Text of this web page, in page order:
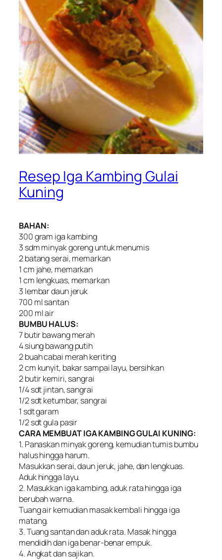
Resep Iga Kambing Gulai
Kuning
BAHAN:
300 gram iga kambing
3 sdm minyak goreng untuk menumis
2 batang serai, memarkan
1 cm jahe, memarkan
1 cm lengkuas, memarkan
3 lembar daun jeruk
700 ml santan
200 ml air
BUMBU HALUS:
7 butir bawang merah
4 siung bawang putih
2 buah cabai merah keriting
2 cm kunyit, bakar sampai layu, bersihkan
2 butir kemiri, sangrai
1/4 sdt jintan, sangrai
1/2 sdt ketumbar, sangrai
1 sdt garam
1/2 sdt gula pasir
CARA MEMBUAT IGA KAMBING GULAI KUNING:
1. Panaskan minyak goreng, kemudian tumis bumbu
halus hingga harum.
Masukkan serai, daun jeruk, jahe, dan lengkuas.
Aduk hingga layu.
2. Masukkan iga kambing, aduk rata hingga iga
berubah warna.
Tuang air kemudian masak kembali hingga iga
matang.
3. Tuang santan dan aduk rata. Masak hingga
mendidih dan iga benar-benar empuk.
4. Angkat dan sajikan.